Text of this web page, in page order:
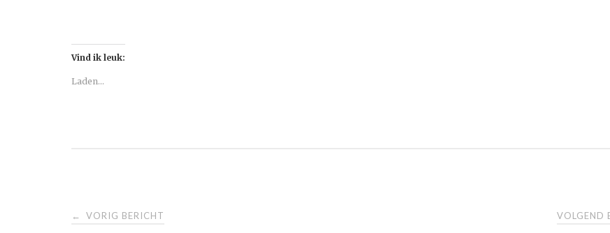
Vind ik leuk:
Laden...
Bericht
← VORIG BERICHT VOLGEND